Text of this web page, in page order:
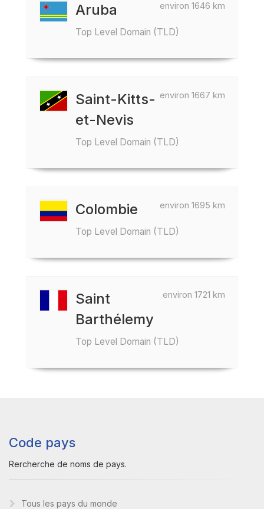
environ 1646 km
Aruba
Top Level Domain (TLD)
environ 1667 km
Saint-Kitts-
et-Nevis
Top Level Domain (TLD)
environ 1695 km
Colombie
Top Level Domain (TLD)
environ 1721 km
Saint
Barthélemy
Top Level Domain (TLD)
Code pays
Rercherche de noms de pays.
Tous les pays du monde